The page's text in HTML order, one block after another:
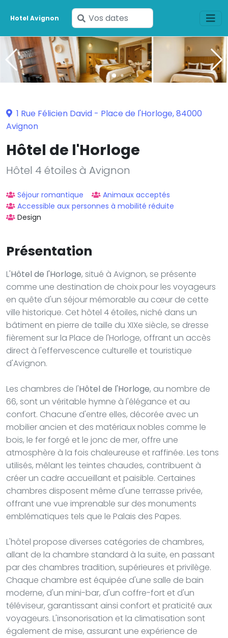
Hotel Avignon
Saisissez
vos
dates
1 Rue Félicien David - Place de l'Horloge, 84000
Avignon
Hôtel de l'Horloge
Hôtel 4 étoiles à Avignon
Séjour romantique
Animaux acceptés
Accessible aux personnes à mobilité réduite
Design
Présentation
L'Hôtel de l'Horloge, situé à Avignon, se présente
comme une destination de choix pour les voyageurs
en quête d'un séjour mémorable au cœur de cette
ville historique. Cet hôtel 4 étoiles, niché dans un
bâtiment en pierre de taille du XIXe siècle, se dresse
fièrement sur la Place de l'Horloge, offrant un accès
direct à l'effervescence culturelle et touristique
d'Avignon.
Les chambres de l'Hôtel de l'Horloge, au nombre de
66, sont un véritable hymne à l'élégance et au
confort. Chacune d'entre elles, décorée avec un
mobilier ancien et des matériaux nobles comme le
bois, le fer forgé et le jonc de mer, offre une
atmosphère à la fois chaleureuse et raffinée. Les tons
utilisés, mêlant les teintes chaudes, contribuent à
créer un cadre accueillant et paisible. Certaines
chambres disposent même d'une terrasse privée,
offrant une vue imprenable sur des monuments
emblématiques tels que le Palais des Papes.
L'hôtel propose diverses catégories de chambres,
allant de la chambre standard à la suite, en passant
par des chambres tradition, supérieures et privilège.
Chaque chambre est équipée d'une salle de bain
moderne, d'un mini-bar, d'un coffre-fort et d'un
téléviseur, garantissant ainsi confort et praticité aux
voyageurs. L'insonorisation et la climatisation sont
également de mise, assurant une expérience de